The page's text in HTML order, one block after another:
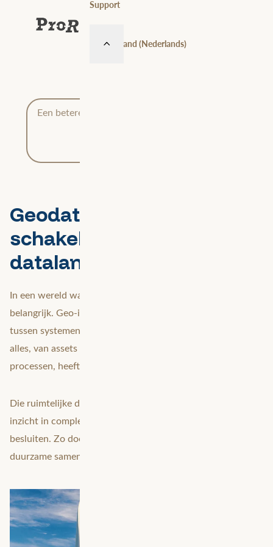
Support
Nederland (Nederlands)
Een betere toekomst begint met helder inzicht.
Geodata als strategische
schakel in jouw
datalandschap
In een wereld waarin data overal aanwezig is, is samenhang
belangrijk. Geo-informatie dient als de verbindende schakel
tussen systemen, processen en afdelingen. Want vrijwel
alles, van assets en infrastructuur tot mensen en
processen, heeft een locatiecomponent.
Die ruimtelijke dimensie geeft context aan data, brengt
inzicht in complexiteit en helpt richting geven aan
besluiten. Zo doorbreek je silo’s en leg je de basis voor
duurzame samenwerking en gefundeerde besluitvorming.